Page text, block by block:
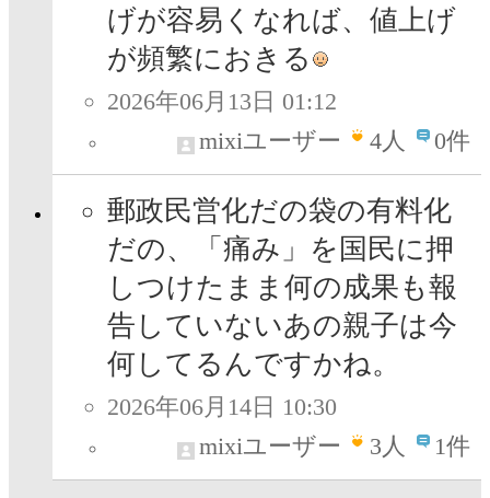
げが容易くなれば、値上げ
が頻繁におきる
2026年06月13日 01:12
mixiユーザー
4人 0件
郵政民営化だの袋の有料化
だの、「痛み」を国民に押
しつけたまま何の成果も報
告していないあの親子は今
何してるんですかね。
2026年06月14日 10:30
mixiユーザー
3人 1件